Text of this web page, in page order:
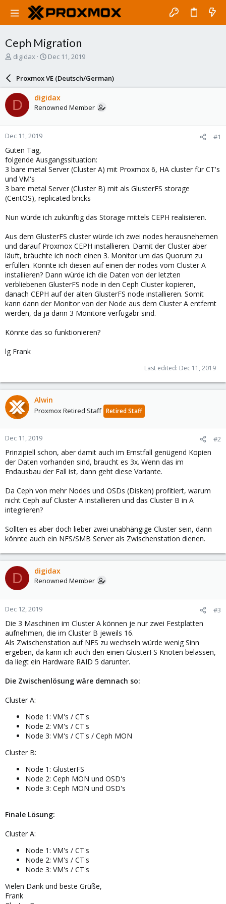
Ceph Migration
T
a
d
s
t
a
r
t
e
r
digidax
S
a
r
d
a
e
Dec 11, 2019
Proxmox VE (Deutsch/German)
D digidax
Renowned Member
Dec 11, 2019 #1
Guten Tag,
folgende Ausgangssituation:
3 bare metal Server (Cluster A) mit Proxmox 6, HA cluster für CT's
und VM's
3 bare metal Server (Cluster B) mit als GlusterFS storage
(CentOS), replicated bricks
Nun würde ich zukünftig das Storage mittels CEPH realisieren.
Aus dem GlusterFS cluster würde ich zwei nodes herausnehemen
und darauf Proxmox CEPH installieren. Damit der Cluster aber
läuft, bräuchte ich noch einen 3. Monitor um das Quorum zu
erfüllen. Könnte ich diesen auf einen der nodes vom Cluster A
installieren? Dann würde ich die Daten von der letzten
verbliebenen GlusterFS node in den Ceph Cluster kopieren,
danach CEPH auf der alten GlusterFS node installieren. Somit
kann dann der Monitor von der Node aus dem Cluster A entfernt
werden, da ja dann 3 Monitore verfügabr sind.
Könnte das so funktionieren?
lg Frank
Last edited: Dec 11, 2019
Alwin
Proxmox Retired Staff Retired Staff
Dec 11, 2019 #2
Prinzipiell schon, aber damit auch im Ernstfall genügend Kopien
der Daten vorhanden sind, braucht es 3x. Wenn das im
Endausbau der Fall ist, dann geht diese Variante.
Da Ceph von mehr Nodes und OSDs (Disken) profitiert, warum
nicht Ceph auf Cluster A installieren und das Cluster B in A
integrieren?
Sollten es aber doch lieber zwei unabhängige Cluster sein, dann
könnte auch ein NFS/SMB Server als Zwischenstation dienen.
D digidax
Renowned Member
Dec 12, 2019 #3
Die 3 Maschinen im Cluster A können je nur zwei Festplatten
aufnehmen, die im Cluster B jeweils 16.
Als Zwischenstation auf NFS zu wechseln würde wenig Sinn
ergeben, da kann ich auch den einen GlusterFS Knoten belassen,
da liegt ein Hardware RAID 5 darunter.
Die Zwischenlösung wäre demnach so:
Cluster A:
Node 1: VM's / CT's
Node 2: VM's / CT's
Node 3: VM's / CT's / Ceph MON
Cluster B:
Node 1: GlusterFS
Node 2: Ceph MON und OSD's
Node 3: Ceph MON und OSD's
Finale Lösung:
Cluster A:
Node 1: VM's / CT's
Node 2: VM's / CT's
Node 3: VM's / CT's
Vielen Dank und beste Grüße,
Frank